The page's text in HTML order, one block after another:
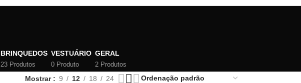
BRINQUEDOS
23 Produtos
VESTUÁRIO
0 Produto
GERAL
2 Produtos
Mostrar 9 12 18 24